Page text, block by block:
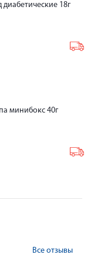
18г
минибокс 40г
Все отзывы